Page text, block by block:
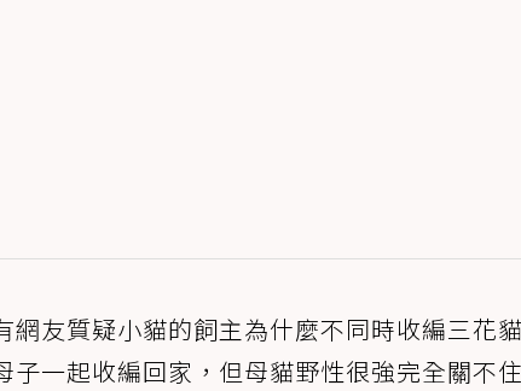
友質疑小貓的飼主為什麼不同時收編三花
一起收編回家，但母貓野性很強完全關不